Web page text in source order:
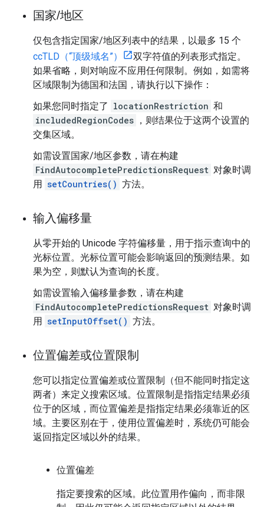
国家/地区
仅包含指定国家/地区列表中的结果，以最多 15 个
ccTLD（“顶级域名”）
双字符值的列表形式指定。
如果省略，则对响应不应用任何限制。例如，如需将
区域限制为德国和法国，请执行以下操作：
如果您同时指定了 locationRestriction 和
includedRegionCodes ，则结果位于这两个设置的
交集区域。
如需设置国家/地区参数，请在构建
FindAutocompletePredictionsRequest 对象时调
用 setCountries() 方法。
输入偏移量
从零开始的 Unicode 字符偏移量，用于指示查询中的
光标位置。光标位置可能会影响返回的预测结果。如
果为空，则默认为查询的长度。
如需设置输入偏移量参数，请在构建
FindAutocompletePredictionsRequest 对象时调
用 setInputOffset() 方法。
位置偏差或位置限制
您可以指定位置偏差或位置限制（但不能同时指定这
两者）来定义搜索区域。位置限制是指指定结果必须
位于的区域，而位置偏差是指指定结果必须靠近的区
域。主要区别在于，使用位置偏差时，系统仍可能会
返回指定区域以外的结果。
位置偏差
指定要搜索的区域。此位置用作偏向，而非限